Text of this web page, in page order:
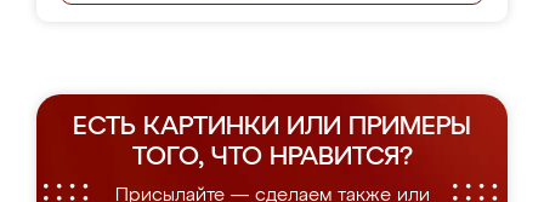
ЕСТЬ КАРТИНКИ ИЛИ ПРИМЕРЫ
ТОГО, ЧТО НРАВИТСЯ?
Присылайте — сделаем также или